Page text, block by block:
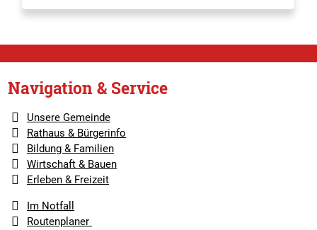
Navigation & Service
Unsere Gemeinde
Rathaus & Bürgerinfo
Bildung & Familien
Wirtschaft & Bauen
Erleben & Freizeit
Im Notfall
Routenplaner